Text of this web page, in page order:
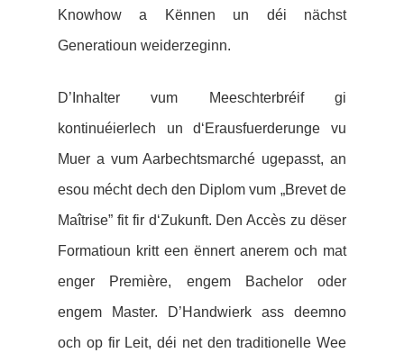
Knowhow a Kënnen un déi nächst
Generatioun weiderzeginn.
D’Inhalter vum Meeschterbréif gi
kontinuéierlech un d‘Erausfuerderunge vu
Muer a vum Aarbechtsmarché ugepasst, an
esou mécht dech den Diplom vum „Brevet de
Maîtrise” fit fir d‘Zukunft. Den Accès zu dëser
Formatioun kritt een ënnert anerem och mat
enger Première, engem Bachelor oder
engem Master. D’Handwierk ass deemno
och op fir Leit, déi net den traditionelle Wee